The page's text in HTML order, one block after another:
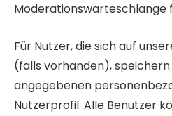
Moderationswarteschlange
Für Nutzer, die sich auf
(falls vorhanden),
angegebenen
Nutzerprofil. Alle Benutzer